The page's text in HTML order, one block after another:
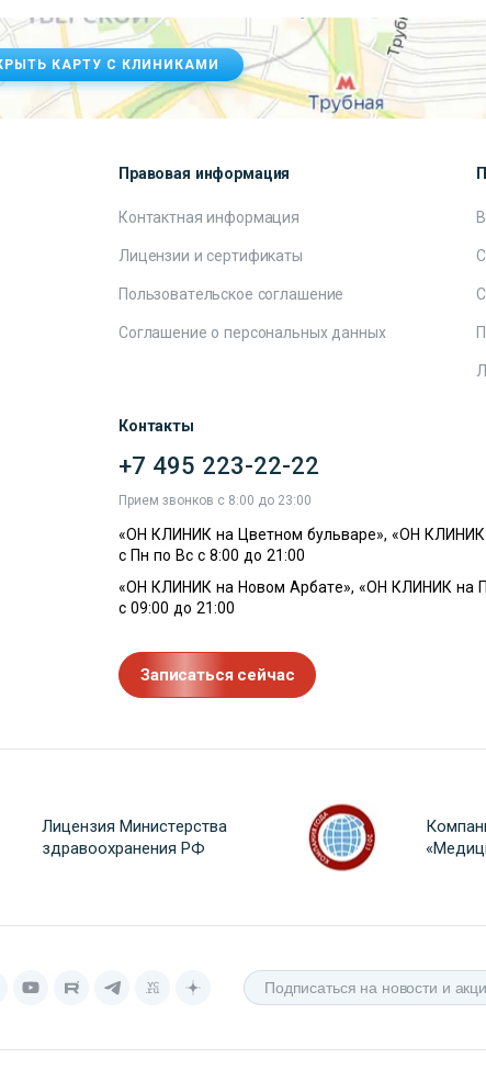
КАРТУ С КЛИНИКАМИ
Правовая информация
Контактная информация
Лицензии и сертификаты
Пользовательское соглашение
Соглашение о персональных данных
Контакты
+7 495 223-22-22
Прием звонков с 8:00 до 23:00
«ОН КЛИНИК на Цветном бульваре», «ОН КЛИНИК
с Пн по Вс с 8:00 до 21:00
«ОН КЛИНИК на Новом Арбате», «ОН КЛИНИК на
с 09:00 до 21:00
Записаться сейчас
Лицензия Министерства
здравоохранения РФ